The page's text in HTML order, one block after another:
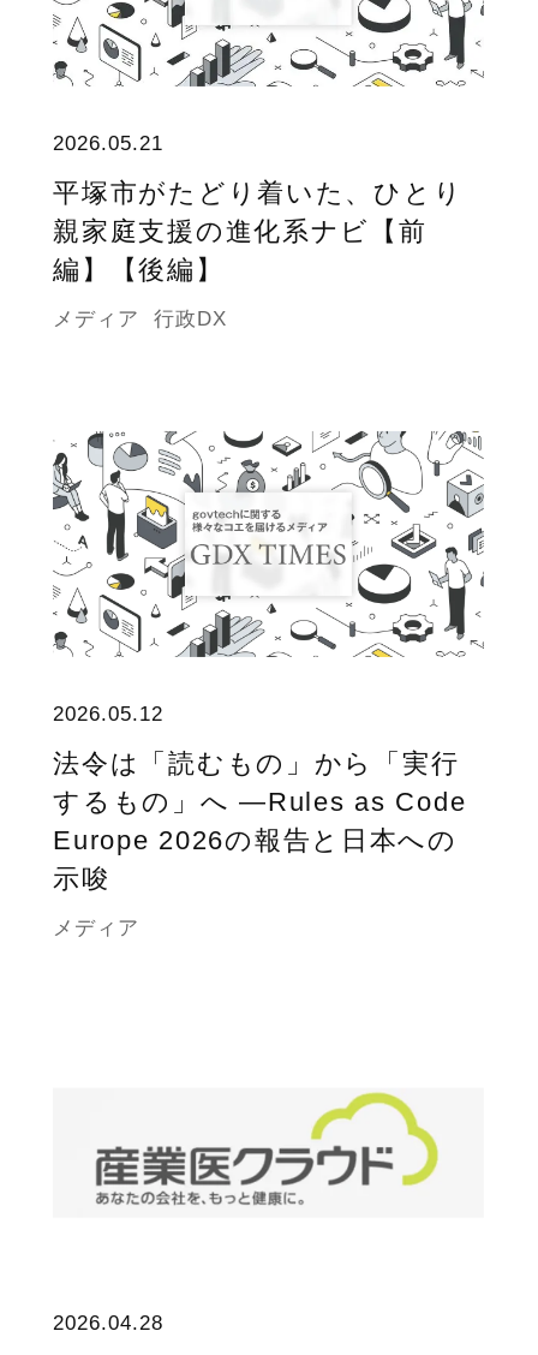
2026.05.21
平塚市がたどり着いた、ひとり
親家庭支援の進化系ナビ【前
編】【後編】
メディア 行政DX
2026.05.12
法令は「読むもの」から「実行
するもの」へ ―Rules as Code
Europe 2026の報告と日本への
示唆
メディア
2026.04.28